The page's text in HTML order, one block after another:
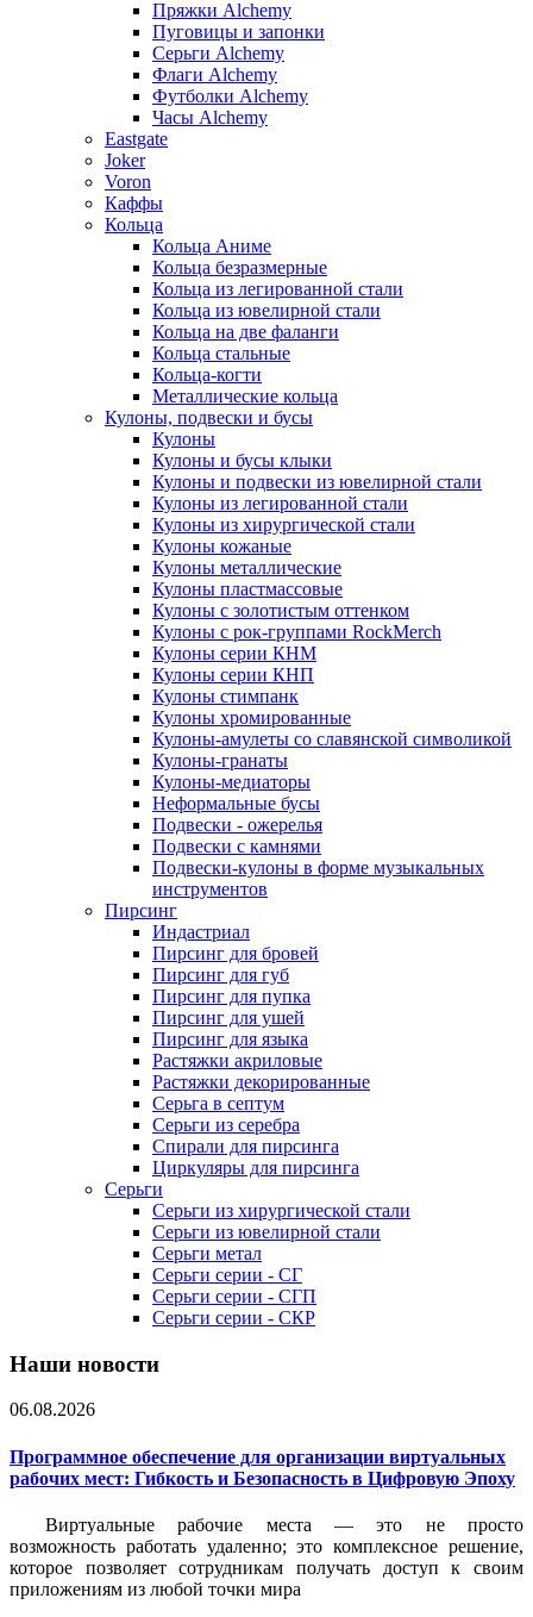
Пряжки Alchemy
Пуговицы и запонки
Серьги Alchemy
Флаги Alchemy
Футболки Alchemy
Часы Alchemy
Eastgate
Joker
Voron
Каффы
Кольца
Кольца Аниме
Кольца безразмерные
Кольца из легированной стали
Кольца из ювелирной стали
Кольца на две фаланги
Кольца стальные
Кольца-когти
Металлические кольца
Кулоны, подвески и бусы
Кулоны
Кулоны и бусы клыки
Кулоны и подвески из ювелирной стали
Кулоны из легированной стали
Кулоны из хирургической стали
Кулоны кожаные
Кулоны металлические
Кулоны пластмассовые
Кулоны с золотистым оттенком
Кулоны с рок-группами RockMerch
Кулоны серии КНМ
Кулоны серии КНП
Кулоны стимпанк
Кулоны хромированные
Кулоны-амулеты со славянской символикой
Кулоны-гранаты
Кулоны-медиаторы
Неформальные бусы
Подвески - ожерелья
Подвески с камнями
Подвески-кулоны в форме музыкальных
инструментов
Пирсинг
Индастриал
Пирсинг для бровей
Пирсинг для губ
Пирсинг для пупка
Пирсинг для ушей
Пирсинг для языка
Растяжки акриловые
Растяжки декорированные
Серьга в септум
Серьги из серебра
Спирали для пирсинга
Циркуляры для пирсинга
Серьги
Серьги из хирургической стали
Серьги из ювелирной стали
Серьги метал
Серьги серии - СГ
Серьги серии - СГП
Серьги серии - СКР
Наши новости
06.08.2026
Программное обеспечение для организации виртуальных
рабочих мест: Гибкость и Безопасность в Цифровую Эпоху
Виртуальные рабочие места — это не просто
возможность работать удаленно; это комплексное решение,
которое позволяет сотрудникам получать доступ к своим
приложениям из любой точки мира